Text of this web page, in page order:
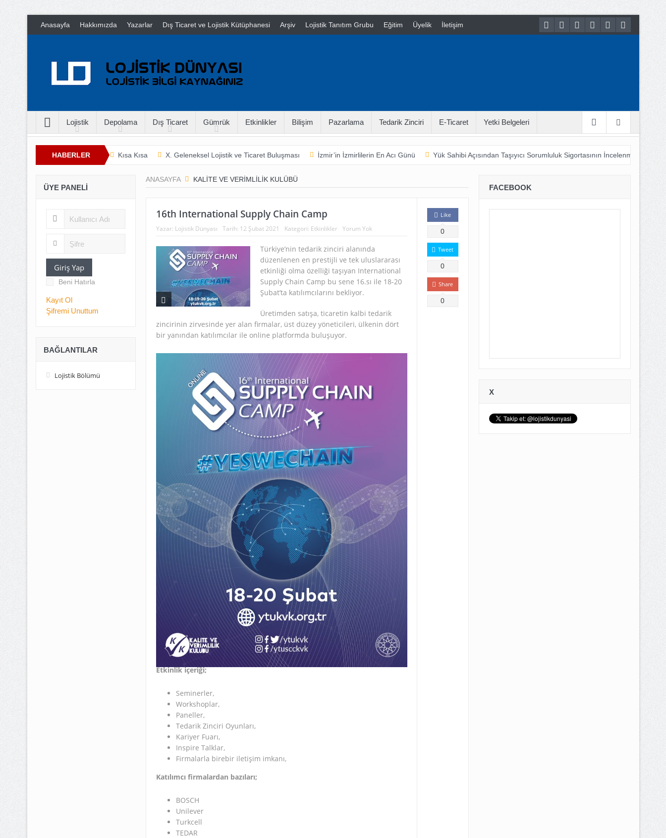
Anasayfa Hakkımızda Yazarlar Dış Ticaret ve Lojistik Kütüphanesi Arşiv Lojistik Tanıtım Grubu Eğitim Üyelik İletişim
Lojistik Depolama Dış Ticaret Gümrük Etkinlikler Bilişim Pazarlama Tedarik Zinciri E-Ticaret Yetki Belgeleri
HABERLER Kısa Kısa X. Geleneksel Lojistik ve Ticaret Buluşması İzmir’in İzmirlilerin En Acı Günü Yük Sahibi Açısından Taşıyıcı Sorumluluk Sigortasının İncelenmesi
16th International Supply Chain Camp Şehir Lojistiği 21. Yüzyıl Hayatına Nasıl
ANASAYFA KALITE VE VERIMLILIK KULÜBÜ
16th International Supply Chain Camp
Yazar: Lojistik Dünyası Tarih: 12 Şubat 2021 Kategori: Etkinlikler Yorum Yok
Türkiye’nin tedarik zinciri alanında
düzenlenen en prestijli ve tek uluslararası
etkinliği olma özelliği taşıyan International
Supply Chain Camp bu sene 16.sı ile 18-20
Şubat’ta katılımcılarını bekliyor.
Üretimden satışa, ticaretin kalbi tedarik
zincirinin zirvesinde yer alan firmalar, üst düzey yöneticileri, ülkenin dört
bir yanından katılımcılar ile online platformda buluşuyor.
Etkinlik içeriği;
Seminerler,
Workshoplar,
Paneller,
Tedarik Zinciri Oyunları,
Kariyer Fuarı,
Inspire Talklar,
Firmalarla birebir iletişim imkanı,
Katılımcı firmalardan bazıları;
BOSCH
Unilever
Turkcell
TEDAR
Like
0
Tweet
0
Share
0
ÜYE PANELI
Giriş Yap
Beni Hatırla
Kayıt Ol
Şifremi Unuttum
BAĞLANTILAR
Lojistik Bölümü
FACEBOOK
X